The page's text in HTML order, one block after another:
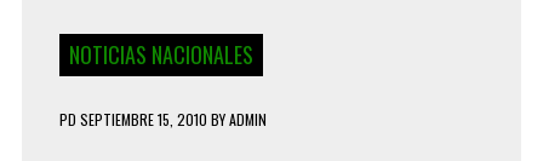
NOTICIAS NACIONALES
PD SEPTIEMBRE 15, 2010 BYADMIN